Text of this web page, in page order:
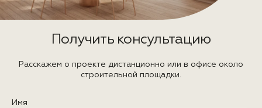
Получить консультацию
Расскажем о проекте дистанционно или в офисе около
строительной площадки.
Имя